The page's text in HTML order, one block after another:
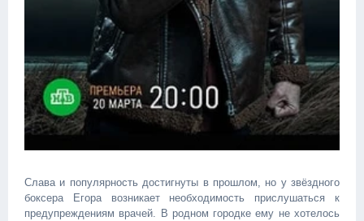
Слава и популярность достигнуты в прошлом, но у звёздного
боксера Егора возникает необходимость прислушаться к
предупреждениям врачей. В родном городке ему не хотелось